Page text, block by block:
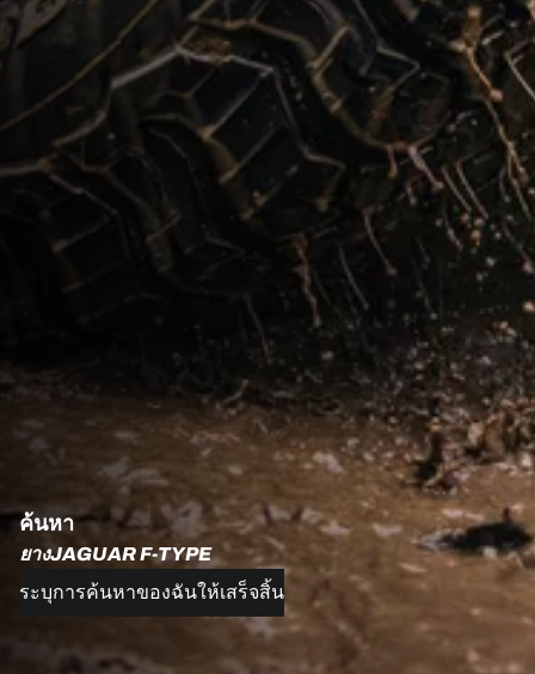
ค้นหา
ยางJAGUAR F-TYPE
ระบุการค้นหาของฉันให้เสร็จสิ้น